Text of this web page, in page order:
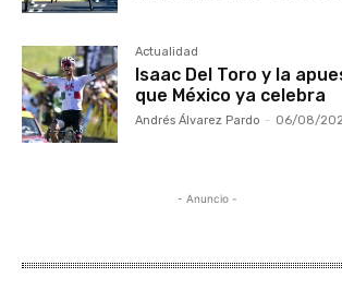
Actualidad
Isaac Del Toro y la
que México ya celebra
Andrés Álvarez Pardo - 06/08/
- Anuncio -